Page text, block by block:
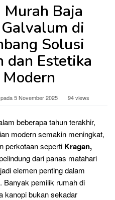
Baja
di
Solusi
dan Estetika
5 November 2025 94 views
beberapa tahun terakhir,
modern semakin meningkat,
perkotaan seperti Kragan,
dari panas matahari
elemen penting dalam
Banyak pemilik rumah di
kanopi bukan sekadar